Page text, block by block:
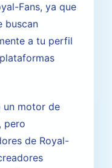
Fans, ya que
buscan
a tu perfil
un motor de
pero
de Royal-